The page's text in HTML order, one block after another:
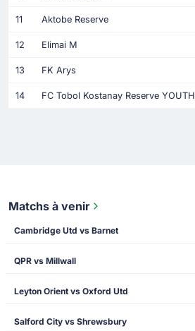
11 Aktobe Reserve
12 Elimai M
13 FK Arys
14 FC Tobol Kostanay Reserve YOUTH
Matchs à venir
Cambridge Utd vs Barnet
QPR vs Millwall
Leyton Orient vs Oxford Utd
Salford City vs Shrewsbury